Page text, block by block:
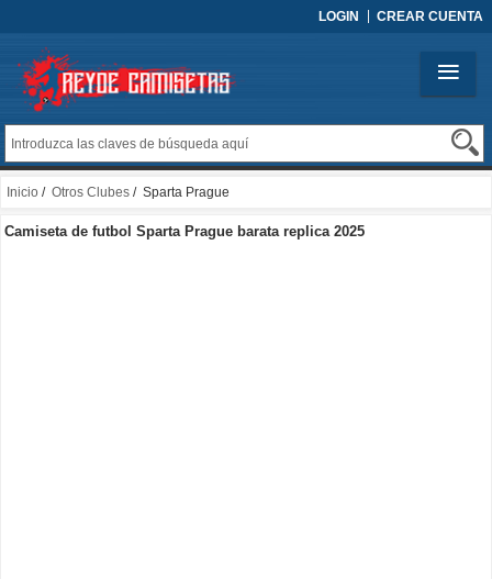
LOGIN CREAR CUENTA
Inicio / Otros Clubes / Sparta Prague
Camiseta de futbol Sparta Prague barata replica 2025